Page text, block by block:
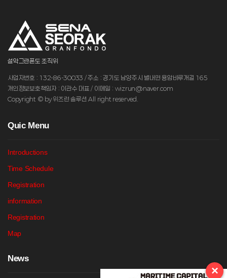
설악그란폰도 조직위
사업자번호 : 132-86-30033 / 주소 : 경기도 남양주시 별내면 용암비루개길 165
개인정보보호책임자 : 이관수 대표 / 이메일 : wizrun@naver.com
Copyright © by 위즈런 솔루션 All right reserved.
Quic Menu
Introductions
Time Schedule
Registration
information
Registration
Map
News
×